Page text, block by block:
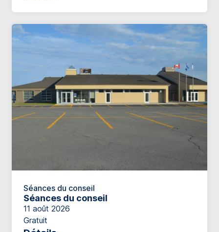
Séances du conseil
Séances du conseil
11 août 2026
Gratuit